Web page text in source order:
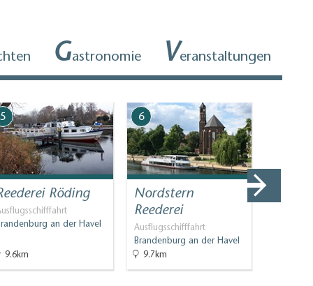
Gastronomie Veranstaltungen
5
Röding
an der Havel
9.6km
6
Nordstern
Reederei
Ausflugsschifffahrt
Brandenburg an der Havel
9.7km